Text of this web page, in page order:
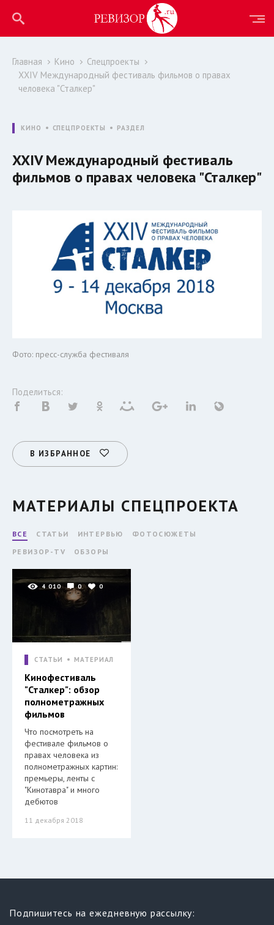
Главная Кино
Спецпроекты
XXIV Международный фестиваль фильмов о правах
человека "Сталкер"
КИНО СПЕЦПРОЕКТЫ РАЗДЕЛ
XXIV Международный фестиваль
фильмов о правах человека "Сталкер"
Фото: пресс-служба фестиваля
Поделиться:
В ИЗБРАННОЕ
МАТЕРИАЛЫ СПЕЦПРОЕКТА
ВСЕ СТАТЬИ ИНТЕРВЬЮ
ФОТОСЮЖЕТЫ
РЕВИЗОР-TV
ОБЗОРЫ
4 010 0 0
СТАТЬИ МАТЕРИАЛ
Кинофестиваль
"Сталкер": обзор
полнометражных
фильмов
Что посмотреть на
фестивале фильмов о
правах человека из
полнометражных картин:
премьеры, ленты с
"Кинотавра" и много
дебютов
11 декабря 2018
Подпишитесь на ежедневную рассылку: